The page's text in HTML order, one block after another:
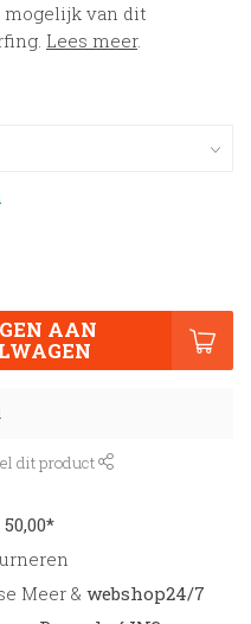
mogelijk van dit
Lees meer.
AAN
dit product
Meer & webshop24/7